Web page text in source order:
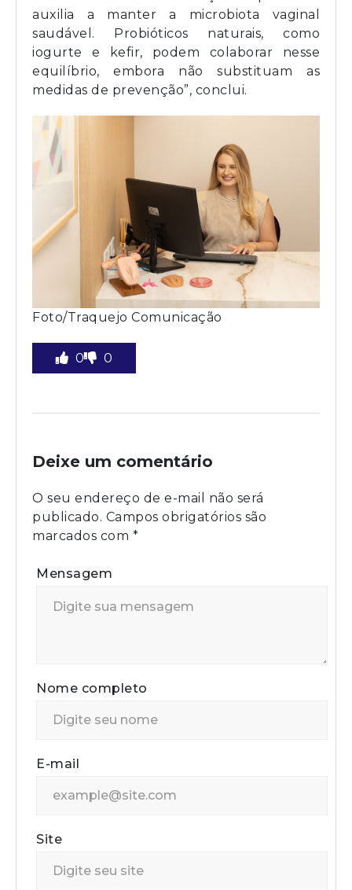
auxilia a manter a microbiota vaginal
saudável. Probióticos naturais, como
iogurte e kefir, podem colaborar nesse
equilíbrio, embora não substituam as
medidas de prevenção”, conclui.
Foto/Traquejo Comunicação
0 0
Deixe um comentário
O seu endereço de e-mail não será
publicado. Campos obrigatórios são
marcados com *
Mensagem
Nome completo
E-mail
Site